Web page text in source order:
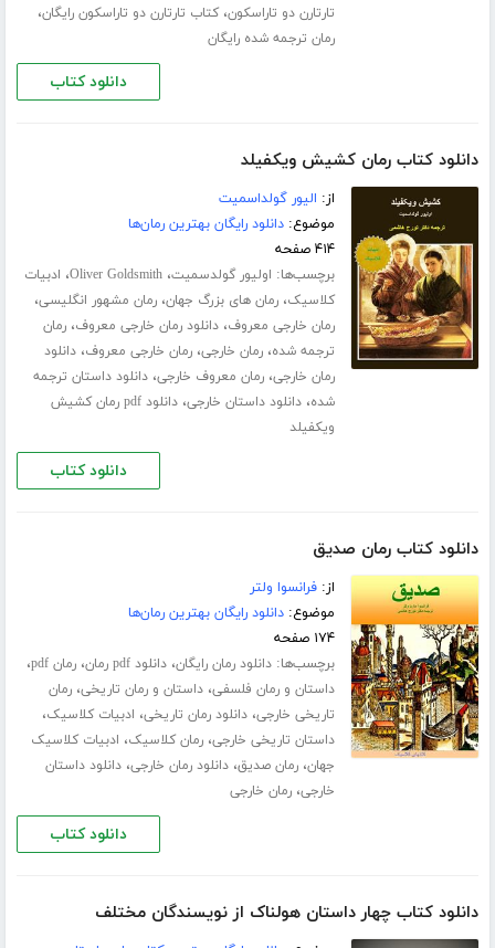
تارتارن دو تاراسکون،کتاب تارتارن دو تاراسکون رایگان،
رمان ترجمه شده رایگان
دانلود کتاب
دانلود کتاب رمان کشیش ویکفیلد
از: الیور گولداسمیت
موضوع:دانلود رایگان بهترین رمان‌ها
۴۱۴ صفحه
برچسب‌ها: اولیور گولدسمیت،Oliver Goldsmith، ادبیات
کلاسیک،رمان های بزرگ جهان،رمان مشهور انگلیسی،
رمان خارجی معروف،دانلود رمان خارجی معروف،رمان
ترجمه شده،رمان خارجی،رمان خارجی معروف،دانلود
رمان خارجی،رمان معروف خارجی،دانلود داستان ترجمه
شده،دانلود داستان خارجی،
دانلود pdf رمان کشیش
ویکفیلد
دانلود کتاب
دانلود کتاب رمان صدیق
از:فرانسوا ولتر
موضوع:دانلود رایگان بهترین رمان‌ها
۱۷۴ صفحه
برچسب‌ها:دانلود رمان رایگان،دانلود pdf رمان ،رمان pdf ،
داستان و رمان فلسفی،داستان و رمان تاریخی،رمان
تاریخی خارجی،دانلود رمان تاریخی، ادبیات کلاسیک،
داستان تاریخی خارجی،رمان کلاسیک، ادبیات کلاسیک
جهان،رمان صدیق،دانلود رمان خارجی،دانلود داستان
خارجی،رمان خارجی
دانلود کتاب
دانلود کتاب چهار داستان هولناک از نویسندگان مختلف